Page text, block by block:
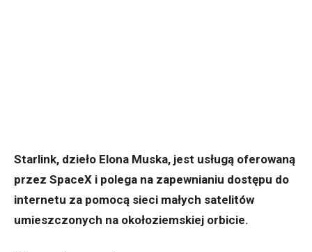
Starlink, dzieło Elona Muska, jest usługą oferowaną
przez SpaceX i polega na zapewnianiu dostępu do
internetu za pomocą sieci małych satelitów
umieszczonych na okołoziemskiej orbicie.